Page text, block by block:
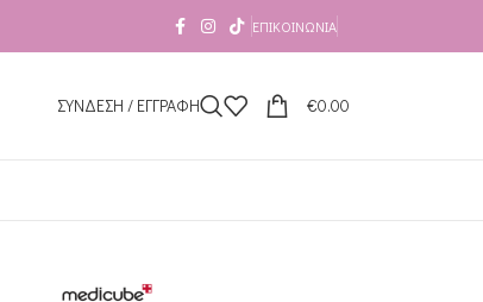
ΕΠΙΚΟΙΝΩΝΊΑ
ΣΥΝΔΕΣΗ / ΕΓΓΡΑΦΗ €0.00